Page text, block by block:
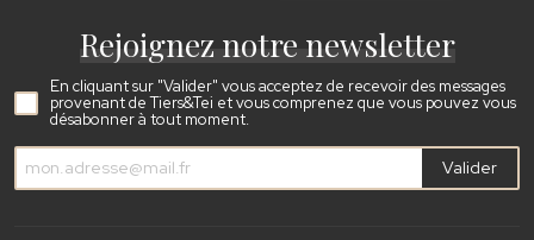
Rejoignez notre newsletter
En cliquant sur "Valider" vous acceptez de recevoir des messages
provenant de Tiers&Tei et vous comprenez que vous pouvez vous
désabonner à tout moment.
Valider